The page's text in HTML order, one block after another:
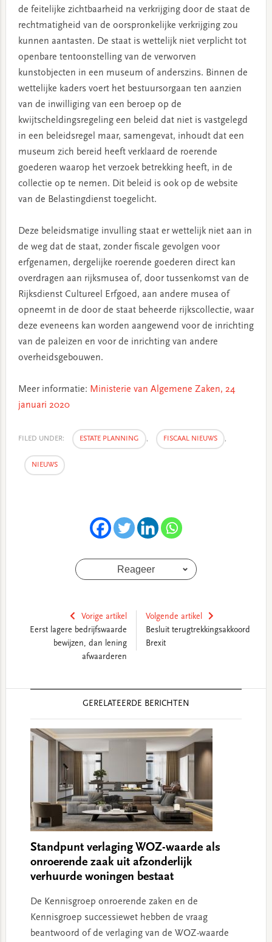
de feitelijke zichtbaarheid na verkrijging door de staat de
rechtmatigheid van de oorspronkelijke verkrijging zou
kunnen aantasten. De staat is wettelijk niet verplicht tot
openbare tentoonstelling van de verworven
kunstobjecten in een museum of anderszins. Binnen de
wettelijke kaders voert het bestuursorgaan ten aanzien
van de inwilliging van een beroep op de
kwijtscheldingsregeling een beleid dat niet is vastgelegd
in een beleidsregel maar, samengevat, inhoudt dat een
museum zich bereid heeft verklaard de roerende
goederen waarop het verzoek betrekking heeft, in de
collectie op te nemen. Dit beleid is ook op de website
van de Belastingdienst toegelicht.
Deze beleidsmatige invulling staat er wettelijk niet aan in
de weg dat de staat, zonder fiscale gevolgen voor
erfgenamen, dergelijke roerende goederen direct kan
overdragen aan rijksmusea of, door tussenkomst van de
Rijksdienst Cultureel Erfgoed, aan andere musea of
opneemt in de door de staat beheerde rijkscollectie, waar
deze eveneens kan worden aangewend voor de inrichting
van de paleizen en voor de inrichting van andere
overheidsgebouwen.
Meer informatie: Ministerie van Algemene Zaken, 24
januari 2020
FILED UNDER: ESTATE PLANNING , FISCAAL NIEUWS ,
NIEUWS
Reageer
Vorige artikel
Eerst lagere bedrijfswaarde
bewijzen, dan lening
afwaarderen
Volgende artikel
Besluit terugtrekkingsakkoord
Brexit
GERELATEERDE BERICHTEN
Standpunt verlaging WOZ-waarde als
onroerende zaak uit afzonderlijk
verhuurde woningen bestaat
De Kennisgroep onroerende zaken en de
Kennisgroep successiewet hebben de vraag
beantwoord of de verlaging van de WOZ-waarde